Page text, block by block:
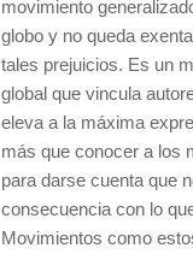
movimiento
globo y no queda
tales prejuicios. Es un
global que vincula
eleva a la máxima
más que conocer a los
para darse cuenta que
consecuencia con lo
Movimientos como